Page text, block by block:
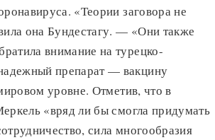
«Теории заговора не
она Бундестагу. — «Они также
внимание на турецко-
препарат — вакцину
уровне. Отметив, что в
«вряд ли бы смогла придумать
сила многообразия